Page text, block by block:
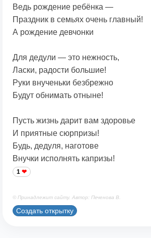
Ведь рождение ребёнка —
Праздник в семьях очень главный!
А рождение девчонки
Для дедули — это нежность,
Ласки, радости большие!
Руки внученьки безбрежно
Будут обнимать отныне!
Пусть жизнь дарит вам здоровье
И приятные сюрпризы!
Будь, дедуля, наготове
Внучки исполнять капризы!
1
© Принадлежит сайту. Автор: Печенова В.
Создать открытку